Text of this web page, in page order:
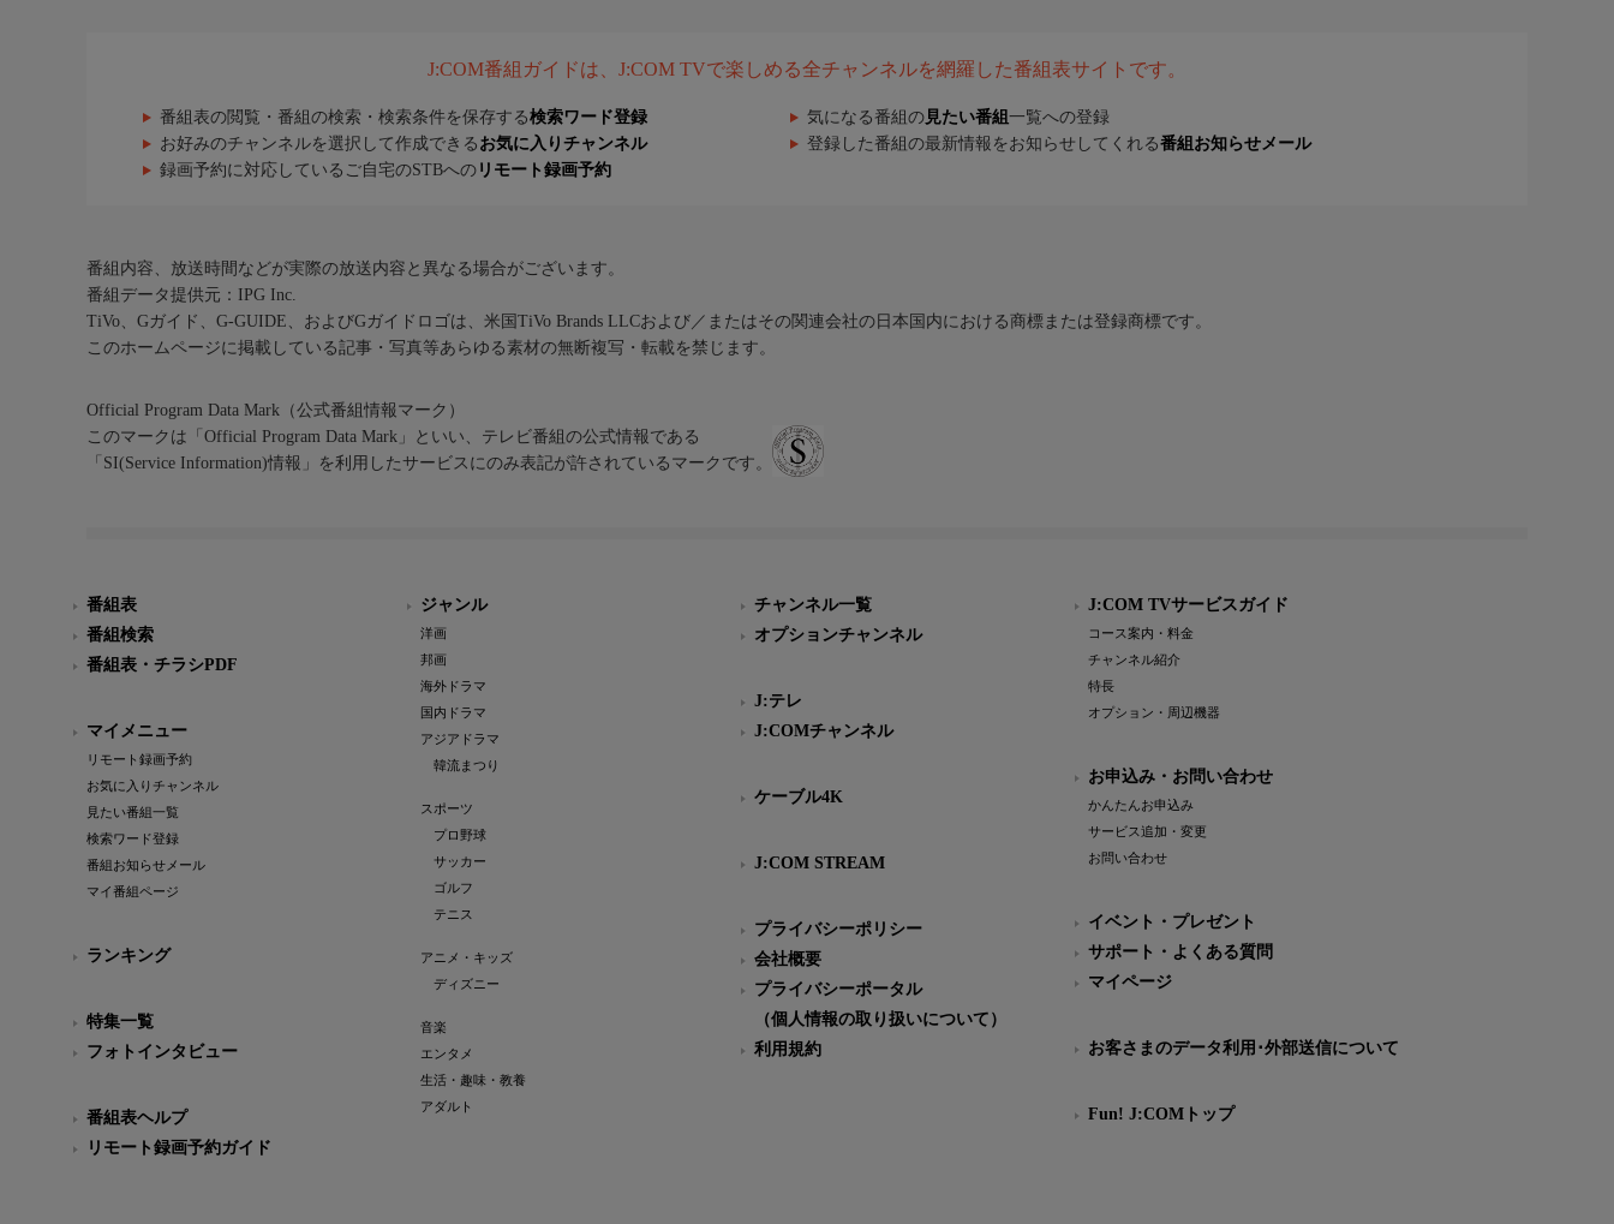
J:COM番組ガイドは、J:COM TVで楽しめる全チャンネルを網羅した番組表サイトです。
番組表の閲覧・番組の検索・検索条件を保存する検索ワード登録 気になる番組の 見たい番組 一覧への登録
お好みのチャンネルを選択して作成できる お気に入りチャンネル 登録した番組の最新情報をお知らせしてくれる番組お知らせメール
録画予約に対応しているご自宅のSTBへの リモート録画予約
番組内容、放送時間などが実際の放送内容と異なる場合がございます。
番組データ提供元：IPG Inc.
TiVo、Gガイド、G-GUIDE、およびGガイドロゴは、米国TiVo Brands LLCおよび／またはその関連会社の日本国内における商標または登録商標です。
このホームページに掲載している記事・写真等あらゆる素材の無断複写・転載を禁じます。
Official Program Data Mark（公式番組情報マーク）
このマークは「Official Program Data Mark」といい、テレビ番組の公式情報である
「SI(Service Information)情報」を利用したサービスにのみ表記が許されているマークです。
番組表
番組検索
番組表・チラシPDF
マイメニュー
リモート録画予約
お気に入りチャンネル
見たい番組一覧
検索ワード登録
番組お知らせメール
マイ番組ページ
ランキング
特集一覧
フォトインタビュー
番組表ヘルプ
リモート録画予約ガイド
ジャンル
洋画
邦画
海外ドラマ
国内ドラマ
アジアドラマ
韓流まつり
スポーツ
プロ野球
サッカー
ゴルフ
テニス
アニメ・キッズ
ディズニー
音楽
エンタメ
生活・趣味・教養
アダルト
チャンネル一覧
オプションチャンネル
J:テレ
J:COMチャンネル
ケーブル4K
J:COM STREAM
プライバシーポリシー
会社概要
プライバシーポータル
（個人情報の取り扱いについて）
利用規約
J:COM TVサービスガイド
コース案内・料金
チャンネル紹介
特長
オプション・周辺機器
お申込み・お問い合わせ
かんたんお申込み
サービス追加・変更
お問い合わせ
イベント・プレゼント
サポート・よくある質問
マイページ
お客さまのデータ利用･外部送信について
Fun! J:COMトップ